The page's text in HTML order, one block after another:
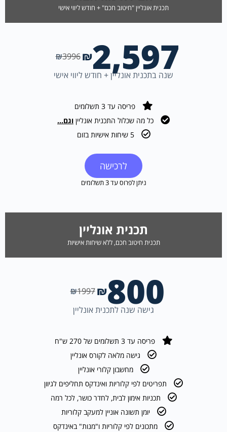
תכנית אונליין "חיטוב חכם" + חודש ליווי אישי
₪3996 ₪2,597
שנה בתכנית אונליין + חודש ליווי אישי
פריסה עד 3 תשלומים
כל מה שכלול התכנית אונליין וגם...
5 שיחות אישיות בזום
לרכישה
ניתן לפרוס עד 3 תשלומים
תכנית אונליין
תכנית חיטוב חכם, ללא שיחות אישיות
₪1997 ₪800
גישה שנה לתכנית אונליין
פריסה עד 3 תשלומים של 270 ש"ח
גישה מלאה לקורס אונליין
מחשבון קלורי אונליין
תפריטים לפי קלוריות ואינדקס תחליפים לגיוון
תכניות אימון לבית, לחדר כושר, לכל רמה
יומן תשונה אוניין למעקב קלוריות
מתכונים לפי קלוריות ו"מנות" באינדקס